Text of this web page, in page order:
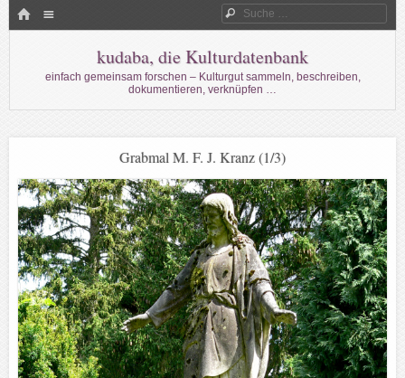
HOME Suche
kudaba, die Kulturdatenbank
einfach gemeinsam forschen – Kulturgut sammeln, beschreiben,
dokumentieren, verknüpfen …
Grabmal M. F. J. Kranz (1/3)